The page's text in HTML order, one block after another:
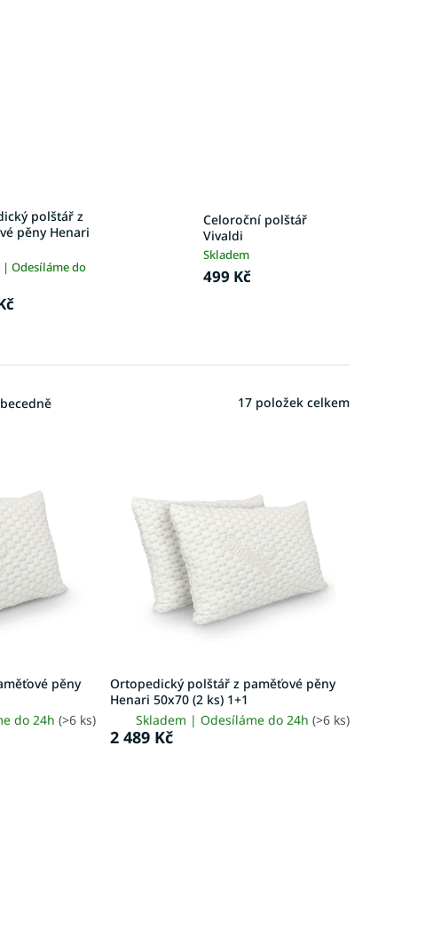
polštář z
pěny Henari
| Odesíláme do
Celoroční polštář
Vivaldi
Skladem
499 Kč
17 položek celkem
pěny
do 24h (>6 ks)
Ortopedický polštář z paměťové pěny
Henari 50x70 (2 ks) 1+1
Skladem | Odesíláme do 24h (>6 ks)
2 489 Kč